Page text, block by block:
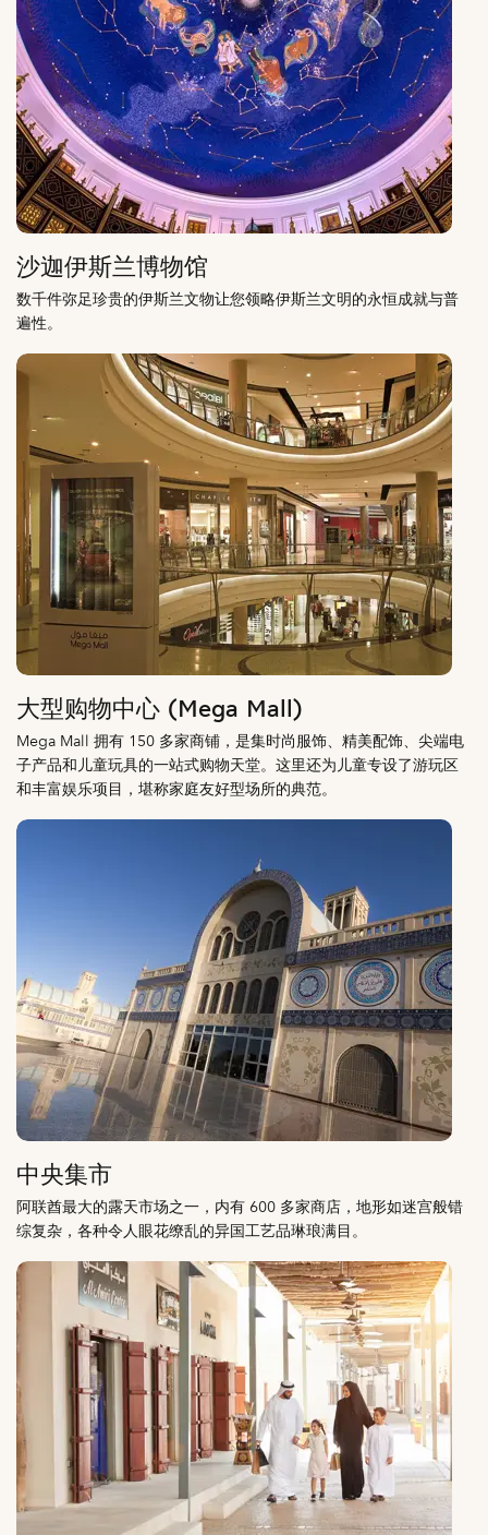
沙迦伊斯兰博物馆
数千件弥足珍贵的伊斯兰文物让您领略伊斯兰文明的永恒成就与普
遍性。
大型购物中心 (Mega Mall)
Mega Mall 拥有 150 多家商铺，是集时尚服饰、精美配饰、尖端电
子产品和儿童玩具的一站式购物天堂。这里还为儿童专设了游玩区
和丰富娱乐项目，堪称家庭友好型场所的典范。
中央集市
阿联酋最大的露天市场之一，内有 600 多家商店，地形如迷宫般错
综复杂，各种令人眼花缭乱的异国工艺品琳琅满目。